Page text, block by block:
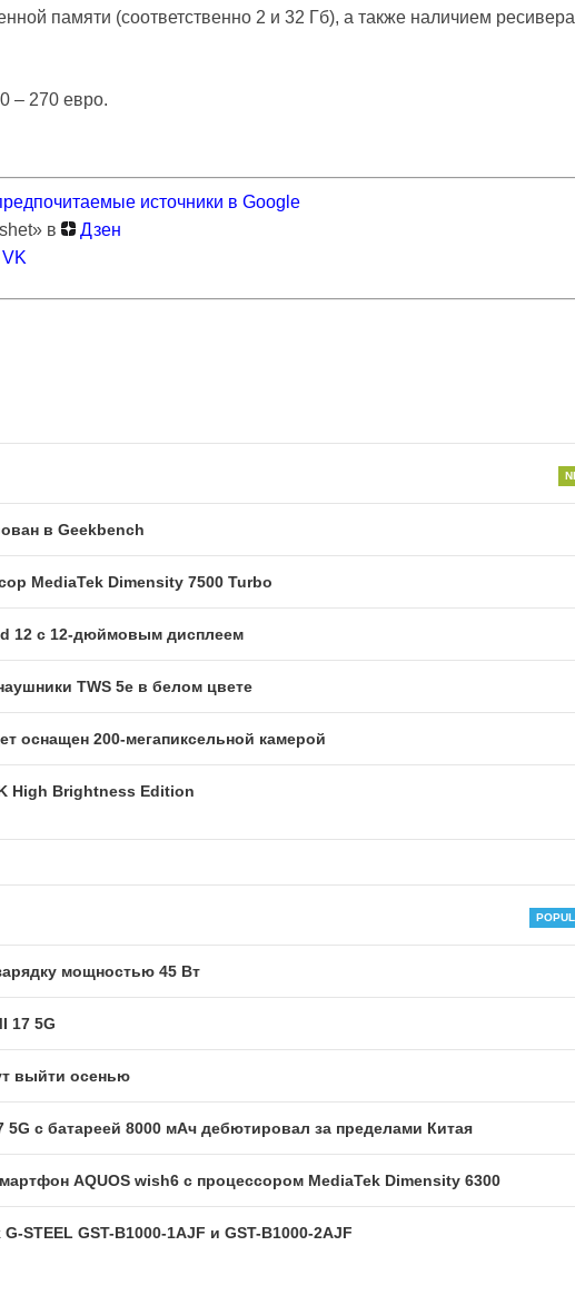
памяти (соответственно 2 и 32 Гб), а также наличием ресивера
– 270 евро.
источники в Google
в
Дзен
VK
в Geekbench
MediaTek Dimensity 7500 Turbo
12 с 12-дюймовым дисплеем
TWS 5e в белом цвете
оснащен 200-мегапиксельной камерой
High Brightness Edition
мощностью 45 Вт
17 5G
выйти осенью
с батареей 8000 мАч дебютировал за пределами Китая
AQUOS wish6 с процессором MediaTek Dimensity 6300
STEEL GST-B1000-1AJF и GST-B1000-2AJF